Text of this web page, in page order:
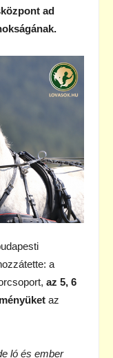
ad
a
az 5, 6
az
ló és ember